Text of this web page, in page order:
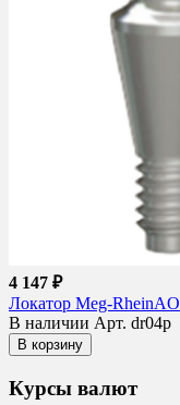
4 147 ₽
Локатор Meg-
В наличии Арт. dr04p
В корзину
Курсы валют